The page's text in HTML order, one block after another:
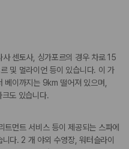
할 수 있습니다.
으로 비교해야 하나요?
있나요?
께 비교할 수 있나요?
비교해야 하나요?
링크
센토사, 싱가포르의 경우 차로 15
및 멀라이언 등이 있습니다. 이 가
베이까지는 9km 떨어져 있으며,
도 있습니다.
먼트 서비스 등이 제공되는 스파에
다. 2 개 야외 수영장, 워터슬라이